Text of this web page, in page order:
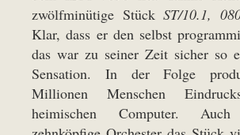
zwölfminütige Stück ST/10.1,
Klar, dass er den selbst
das war zu seiner Zeit sicher so
Sensation. In der Folge
Millionen Menschen
heimischen Computer.